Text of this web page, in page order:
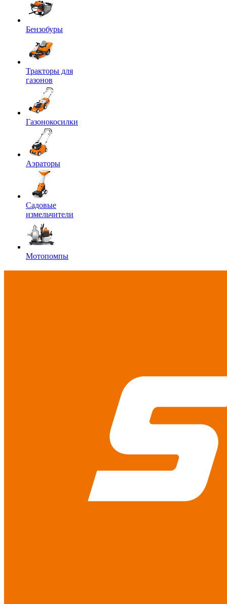
Бензобуры
Тракторы для
газонов
Газонокосилки
Аэраторы
Садовые
измельчители
Мотопомпы